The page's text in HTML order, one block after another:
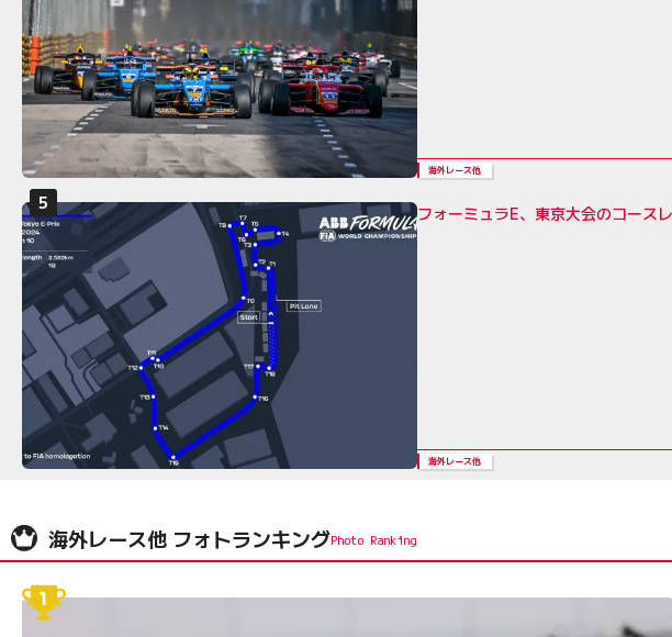
海外レース他
フォーミュラE、東京大会のコース
海外レース他
海外レース他 フォトランキング